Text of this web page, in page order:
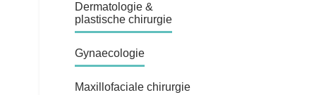
Dermatologie &
plastische chirurgie
Gynaecologie
Maxillofaciale chirurgie